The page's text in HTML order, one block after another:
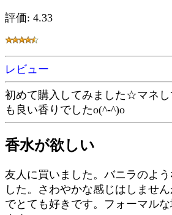
評価: 4.33
レビュー
初めて購入してみました☆マネし
も良い香りでしたo(^-^)o
香水が欲しい
友人に買いました。バニラのよ
した。さわやかな感じはしませ
でとても好きです。フォーマル